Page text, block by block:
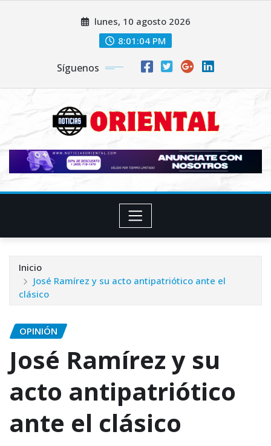
lunes, 10 agosto 2026
8:01:06 PM
Síguenos
Inicio
José Ramírez y su acto antipatriótico ante el
clásico
OPINIÓN
José Ramírez y su
acto antipatriótico
ante el clásico